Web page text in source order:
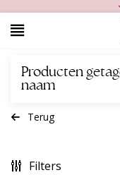
Producten
naam
Terug
Filters